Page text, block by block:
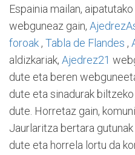
Espainia mailan, aipatutako
webguneaz gain,
foroak , Tabla de Flandes ,
aldizkariak, Ajedrez21
dute eta beren
dute eta sinadurak
dute. Horretaz gain,
Jaurlaritza bertara
dute eta horrela lortu da